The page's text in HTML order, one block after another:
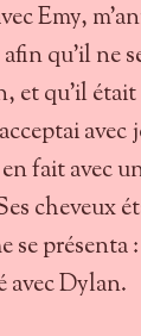
Emy,
qu’il ne
et qu’il
en fait avec
cheveux
se
avec Dylan.